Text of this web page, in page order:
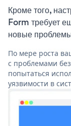
Кроме того,
Form требует
новые
По мере роста
с проблемами
попытаться
уязвимости в